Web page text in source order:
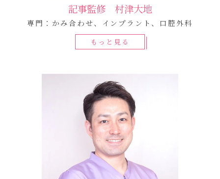
記事監修 村津大地
専門：かみ合わせ、インプラント、口腔外科
もっと見る